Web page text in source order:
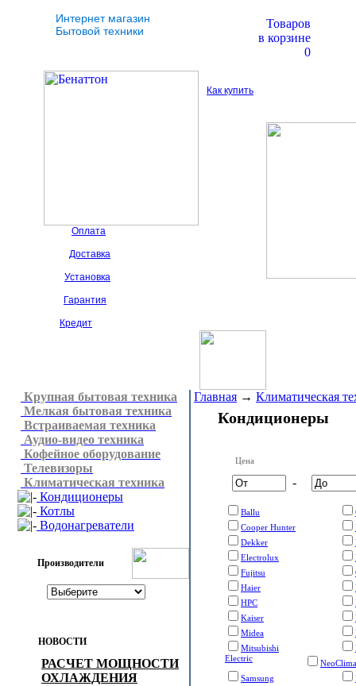
Интернет магазин
Бытовой техники
Товаров
в корзине
0
Как купить
Оплата
Доставка
Установка
Гарантия
Кредит
Крупная бытовая техника
Мелкая бытовая техника
Встраиваемая техника
Аудио-видео техника
Кофейное оборудование
Телевизоры
Климатическая техника
Кондиционеры
Котлы
Водонагреватели
Производители
НОВОСТИ
РАСЧЕТ МОЩНОСТИ
ОХЛАЖДЕНИЯ
Главная → Климатическая
Кондиционеры
Цена
-
Ballu
Cooper Hunter
Dekker
Electrolux
Fujitsu
Haier
HPC
Kaiser
Midea
Mitsubishi
Electric
NeoClima
Samsung